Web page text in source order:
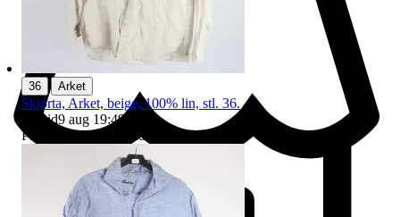
36 Arket
Skjorta, Arket, beige, 100% lin, stl. 36.
Sluttid9 aug 19:49
Pris:
Ledande bud